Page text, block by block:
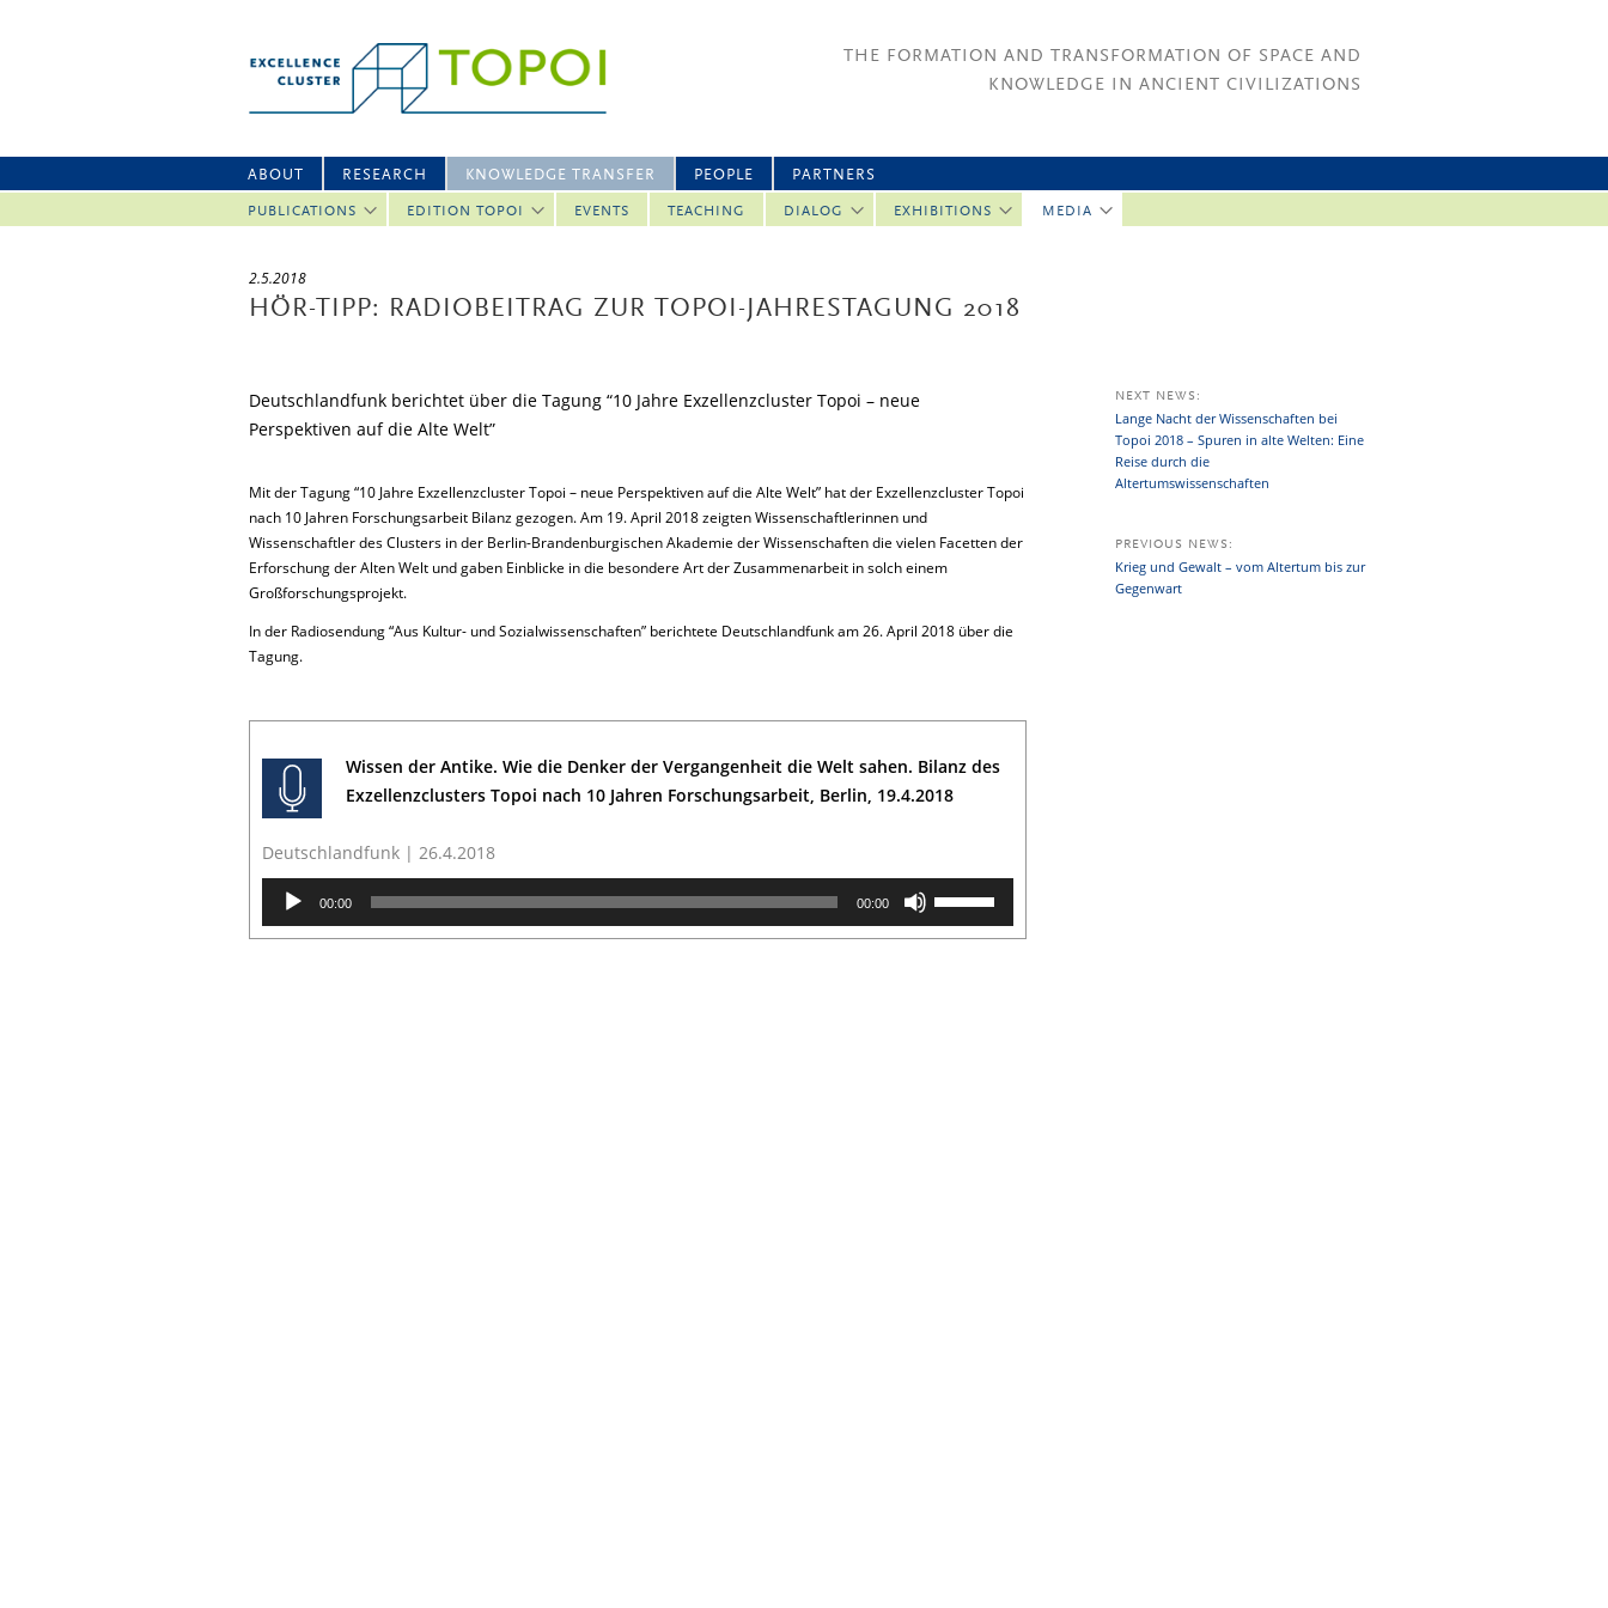
THE FORMATION AND TRANSFORMATION OF SPACE AND
KNOWLEDGE IN ANCIENT CIVILIZATIONS
ABOUT RESEARCH KNOWLEDGE TRANSFER
PUBLICATIONS EDITION TOPOI EVENTS TEACHING DIALOG EXHIBITIONS MEDIA
PEOPLE PARTNERS
2.5.2018
HÖR-TIPP: RADIOBEITRAG ZUR TOPOI-JAHRESTAGUNG 2018
Deutschlandfunk berichtet über die Tagung “10 Jahre Exzellenzcluster Topoi – neue
Perspektiven auf die Alte Welt”
Mit der Tagung “10 Jahre Exzellenzcluster Topoi – neue Perspektiven auf die Alte Welt” hat der Exzellenzcluster Topoi
nach 10 Jahren Forschungsarbeit Bilanz gezogen. Am 19. April 2018 zeigten Wissenschaftlerinnen und
Wissenschaftler des Clusters in der Berlin-Brandenburgischen Akademie der Wissenschaften die vielen Facetten der
Erforschung der Alten Welt und gaben Einblicke in die besondere Art der Zusammenarbeit in solch einem
Großforschungsprojekt.
In der Radiosendung “Aus Kultur- und Sozialwissenschaften” berichtete Deutschlandfunk am 26. April 2018 über die
Tagung.
Wissen der Antike. Wie die Denker der Vergangenheit die Welt sahen. Bilanz des
Exzellenzclusters Topoi nach 10 Jahren Forschungsarbeit, Berlin, 19.4.2018
Deutschlandfunk | 26.4.2018
Audio
Player
00:00 00:00
Arrow
NEXT NEWS:
Lange Nacht der Wissenschaften bei
Topoi 2018 – Spuren in alte Welten: Eine
Reise durch die
Altertumswissenschaften
PREVIOUS NEWS:
Krieg und Gewalt – vom Altertum bis zur
Gegenwart